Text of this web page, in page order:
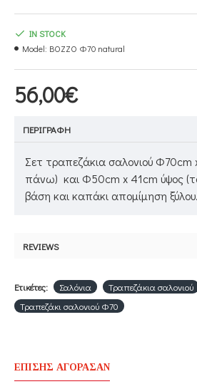
56,00€
IN STOCK
Model: BOZZO Φ70 natural
ΠΕΡΙΓΡΑΦΉ
Σετ τραπεζάκια σαλονιού Φ70cm
πάνω) και Φ50cm x 41cm ύψος
βάση και καπάκι απομίμηση ξύλου.
REVIEWS
Ετικέτες: Σαλόνια
Τραπεζάκια σαλονιού
Τραπεζάκι σαλονιού Φ70
ΕΠΊΣΗΣ ΑΓΌΡΑΣΑΝ